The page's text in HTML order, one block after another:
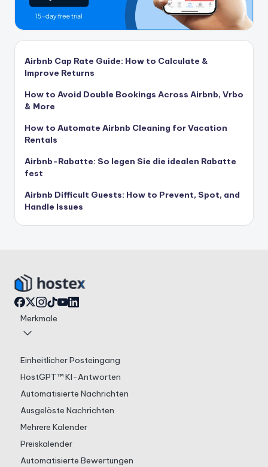
Airbnb Cap Rate Guide: How to Calculate &
Improve Returns
How to Avoid Double Bookings Across Airbnb, Vrbo
& More
How to Automate Airbnb Cleaning for Vacation
Rentals
Airbnb-Rabatte: So legen Sie die idealen Rabatte
fest
Airbnb Difficult Guests: How to Prevent, Spot, and
Handle Issues
Merkmale
Einheitlicher Posteingang
HostGPT™ KI-Antworten
Automatisierte Nachrichten
Ausgelöste Nachrichten
Mehrere Kalender
Preiskalender
Automatisierte Bewertungen